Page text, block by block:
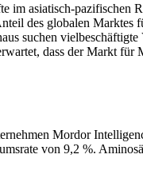
im asiatisch-pazifischen
des globalen
suchen
dass der Markt
Mordor
von 9,2 %.